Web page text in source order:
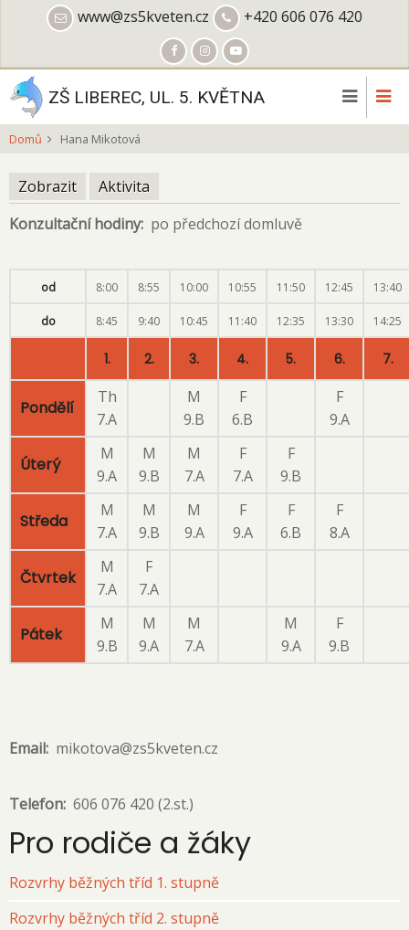
obsahu
www@zs5kveten.cz +420 606 076 420
ZŠ LIBEREC, UL. 5. KVĚTNA
Domů Hana Mikotová
Hlavní
záložky
Zobrazit(aktivní
záložka)
Aktivita
Konzultační hodiny po předchozí domluvě
od 8:00 8:55 10:00 10:55 11:50 12:45 13:40
do 8:45 9:40 10:45 11:40 12:35 13:30 14:25
1. 2. 3. 4. 5. 6. 7.
Pondělí
Th
7.A
M
9.B
F
6.B
F
9.A
Úterý
M
9.A
M
9.B
M
7.A
F
7.A
F
9.B
Středa
M
7.A
M
9.B
M
9.A
F
9.A
F
6.B
F
8.A
Čtvrtek
M
7.A
F
7.A
Pátek
M
9.B
M
9.A
M
7.A
M
9.A
F
9.B
Email mikotova@zs5kveten.cz
Telefon 606 076 420 (2.st.)
Pro rodiče a žáky
Rozvrhy běžných tříd 1. stupně
Rozvrhy běžných tříd 2. stupně